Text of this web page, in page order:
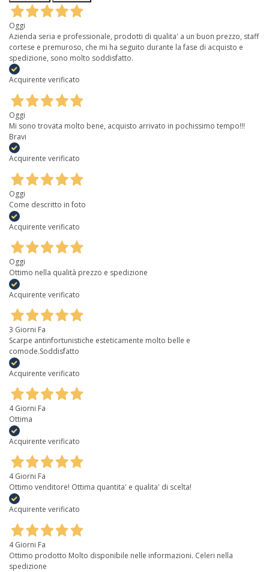
Oggi
Azienda seria e professionale, prodotti di qualita' a un buon prezzo, staff
cortese e premuroso, che mi ha seguito durante la fase di acquisto e
spedizione, sono molto soddisfatto.
Acquirente verificato
Oggi
Mi sono trovata molto bene, acquisto arrivato in pochissimo tempo!!!
Bravi
Acquirente verificato
Oggi
Come descritto in foto
Acquirente verificato
Oggi
Ottimo nella qualità prezzo e spedizione
Acquirente verificato
3 Giorni Fa
Scarpe antinfortunistiche esteticamente molto belle e
comode.Soddisfatto
Acquirente verificato
4 Giorni Fa
Ottima
Acquirente verificato
4 Giorni Fa
Ottimo venditore! Ottima quantita' e qualita' di scelta!
Acquirente verificato
4 Giorni Fa
Ottimo prodotto Molto disponibile nelle informazioni. Celeri nella
spedizione